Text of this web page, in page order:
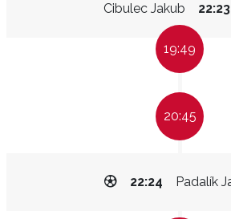
Cibulec Jakub 22:23
19:49
20:45
Padalík
22:24